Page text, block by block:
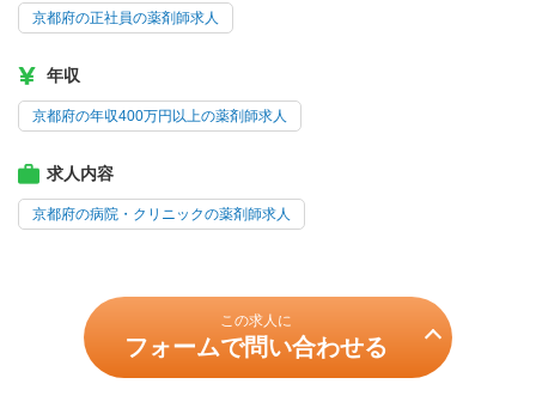
京都府の正社員の薬剤師求人
年収
京都府の年収400万円以上の薬剤師求人
求人内容
京都府の病院・クリニックの薬剤師求人
この求人に
フォームで問い合わせる